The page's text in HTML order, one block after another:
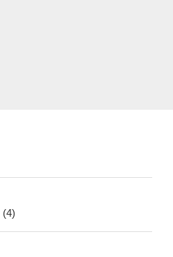
(4)